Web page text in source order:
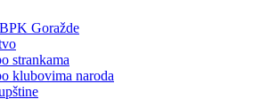
o gripi H1N1
virus
Goražde